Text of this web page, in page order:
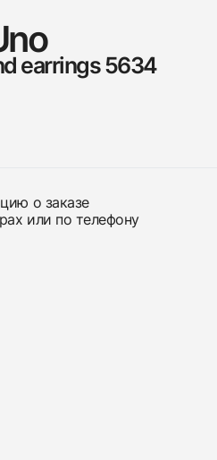
earrings 5634
о заказе
или по телефону